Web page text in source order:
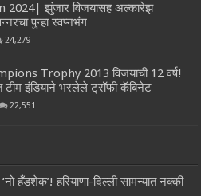
2024| झुंजार विजयासह अल्कारेझ
पुन्हा स्वप्नभंग
24,279
Trophy 2013 विजयाची 12 वर्ष!
टीम इंडियाने भरलेले ट्रॉफी कॅबिनेट
22,551
हँडशेक’! हरियाणा-दिल्ली सामन्यात नक्की